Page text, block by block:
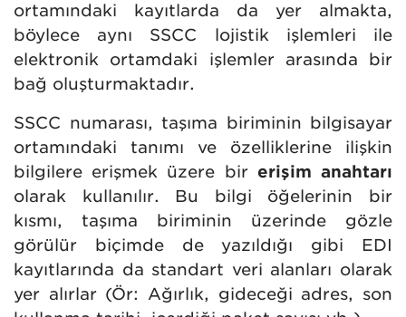
ortamındaki kayıtlarda da yer almakta,
böylece aynı SSCC lojistik işlemleri ile
elektronik ortamdaki işlemler arasında bir
bağ oluşturmaktadır.
SSCC numarası, taşıma biriminin bilgisayar
ortamındaki tanımı ve özelliklerine ilişkin
bilgilere erişmek üzere bir erişim anahtarı
olarak kullanılır. Bu bilgi öğelerinin bir
kısmı, taşıma biriminin üzerinde gözle
görülür biçimde de yazıldığı gibi EDI
kayıtlarında da standart veri alanları olarak
yer alırlar (Ör: Ağırlık, gideceği adres, son